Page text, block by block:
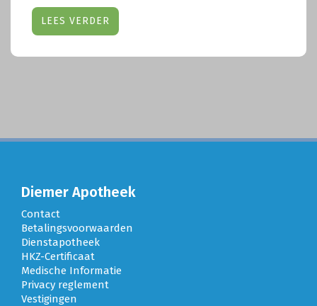
LEES VERDER
Diemer Apotheek
Contact
Betalingsvoorwaarden
Dienstapotheek
HKZ-Certificaat
Medische Informatie
Privacy reglement
Vestigingen